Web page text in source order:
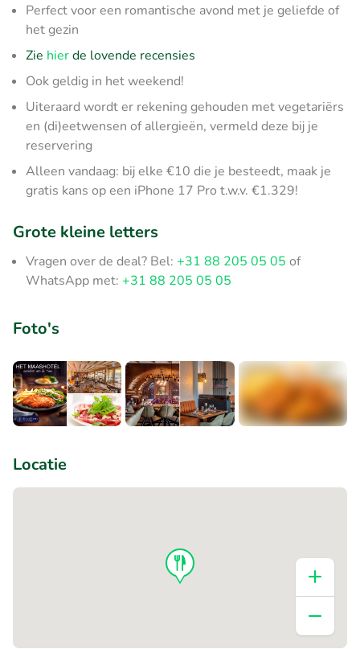
Perfect voor een romantische avond met je geliefde of
het gezin
Zie hierde lovende recensies
Ook geldig in het weekend!
Uiteraard wordt er rekening gehouden met vegetariërs
en (di)eetwensen of allergieën, vermeld deze bij je
reservering
Alleen vandaag: bij elke €10 die je besteedt, maak je
gratis kans op een iPhone 17 Pro t.w.v. €1.329!
Grote kleine letters
Vragen over de deal? Bel: +31 88 205 05 05 of
WhatsApp met: +31 88 205 05 05
Foto's
Locatie